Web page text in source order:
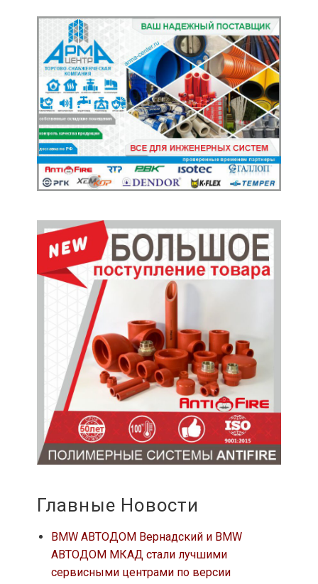
Главные Новости
BMW АВТОДОМ Вернадский и BMW
АВТОДОМ МКАД стали лучшими
сервисными центрами по версии